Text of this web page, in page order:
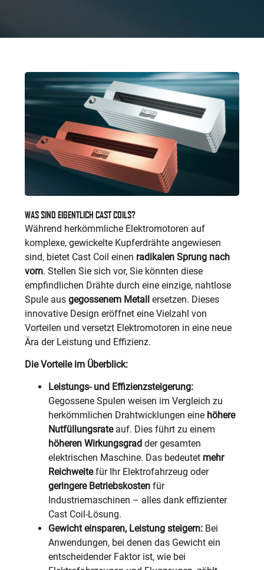
WAS SIND EIGENTLICH CAST COILS?
Während herkömmliche Elektromotoren auf
komplexe, gewickelte Kupferdrähte angewiesen
sind, bietet Cast Coil einen radikalen Sprung nach
vorn. Stellen Sie sich vor, Sie könnten diese
empfindlichen Drähte durch eine einzige, nahtlose
Spule aus gegossenem Metall ersetzen. Dieses
innovative Design eröffnet eine Vielzahl von
Vorteilen und versetzt Elektromotoren in eine neue
Ära der Leistung und Effizienz.
Die Vorteile im Überblick:
Leistungs- und Effizienzsteigerung:
Gegossene Spulen weisen im Vergleich zu
herkömmlichen Drahtwicklungen eine höhere
Nutfüllungsrateauf. Dies führt zu einem
höheren Wirkungsgrad der gesamten
elektrischen Maschine. Das bedeutet mehr
Reichweitefür Ihr Elektrofahrzeug oder
geringere Betriebskosten für
Industriemaschinen – alles dank effizienter
Cast Coil-Lösung.
Gewicht einsparen, Leistung steigern: Bei
Anwendungen, bei denen das Gewicht ein
entscheidender Faktor ist, wie bei